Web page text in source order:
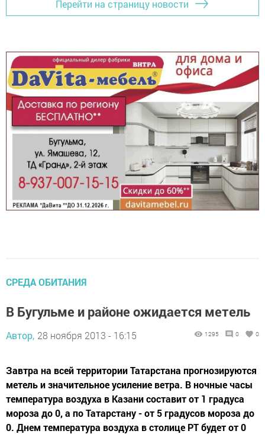
Перейти на страницу новости
СРЕДА ОБИТАНИЯ
В Бугульме и районе ожидается метель
Автор, 28 ноября 2013 - 16:15 1295 0 0
Завтра на всей территории Татарстана прогнозируются
метель и значительное усиление ветра. В ночные часы
температура воздуха в Казани составит от 1 градуса
мороза до 0, а по Татарстану - от 5 градусов мороза до
0. Днем температура воздуха в столице РТ будет от 0